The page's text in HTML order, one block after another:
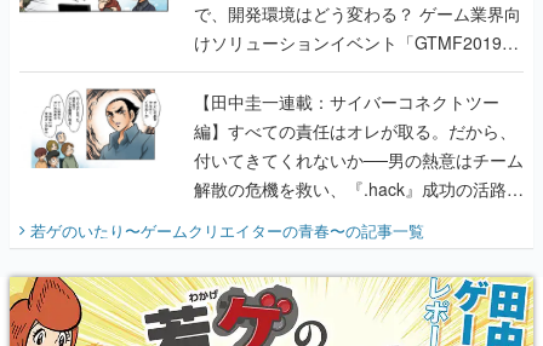
で、開発環境はどう変わる？ ゲーム業界向
けソリューションイベント「GTMF2019」
に行って、より理解を深めよう【PR】
【田中圭一連載：サイバーコネクトツー
編】すべての責任はオレが取る。だから、
付いてきてくれないか──男の熱意はチーム
解散の危機を救い、『.hack』成功の活路を
開く。業界の快男児・松山 洋に流れる血は
『少年ジャンプ』色だった【若ゲのいた
り】
若ゲのいたり〜ゲームクリエイターの青春〜の記事一覧